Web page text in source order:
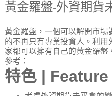
黃金羅盤-外資期貨
黃金羅盤，一個可以解開市場
的不再只有專業投資人。利用
家都可以擁有自己的黃金羅盤
參考：
特色 | Feature